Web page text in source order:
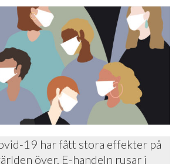
19 har fått stora effekter på
över. E-handeln rusar i